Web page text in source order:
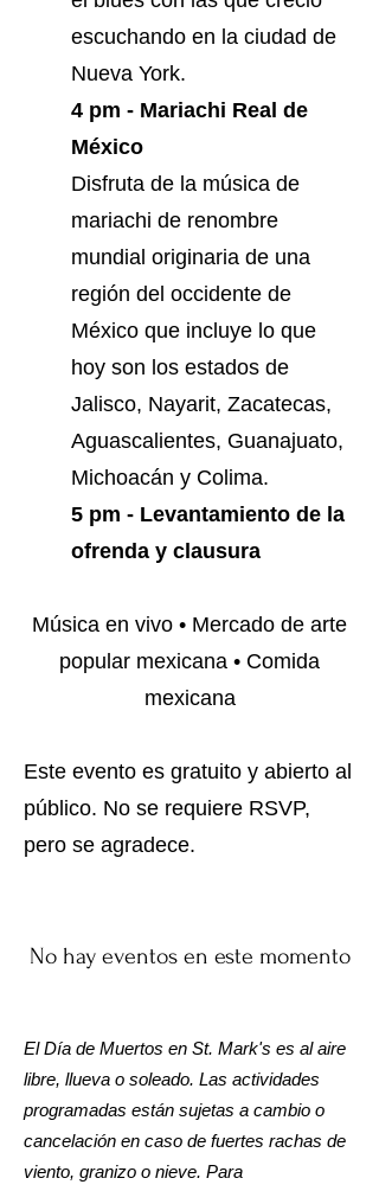
escuchando en la ciudad de
Nueva York.
4 pm - Mariachi Real de
México
Disfruta de la música de
mariachi de renombre
mundial originaria de una
región del occidente de
México que incluye lo que
hoy son los estados de
Jalisco, Nayarit, Zacatecas,
Aguascalientes, Guanajuato,
Michoacán y Colima.
5 pm - Levantamiento de la
ofrenda y clausura
Música en vivo • Mercado de arte
popular mexicana • Comida
mexicana
Este evento es gratuito y abierto al
público. No se requiere RSVP,
pero se agradece.
No hay eventos en este momento
El Día de Muertos en St. Mark's es al aire
libre, llueva o soleado. Las actividades
programadas están sujetas a cambio o
cancelación en caso de fuertes rachas de
viento, granizo o nieve. Para